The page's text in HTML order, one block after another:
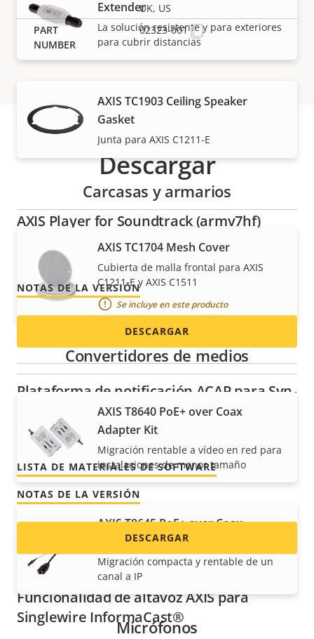
Extender
La solución resistente y para exteriores
para cubrir distancias
AXIS TC1903 Ceiling Speaker
Gasket
Junta para AXIS C1211-E
Carcasas y armarios
AXIS TC1704 Mesh Cover
Cubierta de malla frontal para AXIS
C1211-E y AXIS C1511
Se incluye en este producto
Convertidores de medios
AXIS T8640 PoE+ over Coax
Adapter Kit
Migración rentable a vídeo en red para
instalaciones de menor tamaño
AXIS T8645 PoE+ over Coax
Compact Kit
Migración compacta y rentable de un
canal a IP
Micrófonos
UK, US
02323-001
Descargar
AXIS Player for Soundtrack (armv7hf)
Versión 1.7.1 MÁS RECIENTE
NOTAS DE LA VERSIÓN
DESCARGAR
Plataforma de notificación ACAP para Syn-
Apps Revolution
Versión 1.3 MÁS RECIENTE
LISTA DE MATERIALES DE SOFTWARE
NOTAS DE LA VERSIÓN
DESCARGAR
Funcionalidad de altavoz AXIS para
Singlewire InformaCast®